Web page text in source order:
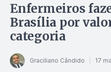
Enfermeiros
Brasília por
categoria
Graciliano Cândido 17